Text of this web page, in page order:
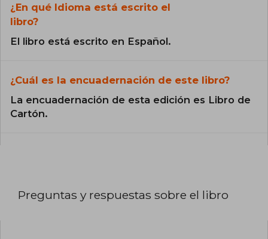
¿En qué Idioma está escrito el
libro?
El libro está escrito en Español.
¿Cuál es la encuadernación de este libro?
La encuadernación de esta edición es Libro de
Cartón.
Preguntas y respuestas sobre el libro